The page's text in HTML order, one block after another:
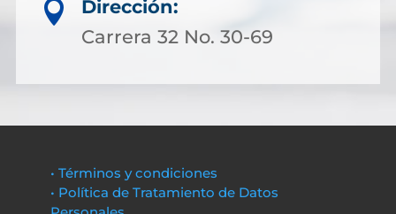

Dirección:
Carrera 32 No. 30-69
• Términos y condiciones
• Política de Tratamiento de Datos